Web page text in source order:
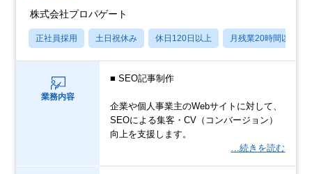
株式会社プロパゲート
正社員採用 土日祝休み 休日120日以上 月残業20時間以内
業務内容
■ SEO記事制作
企業や個人事業主のWebサイトに対して、
SEOによる集客・CV（コンバージョン）
向上を支援します。
…続きを読む